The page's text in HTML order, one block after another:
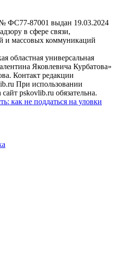
ФС77-87001 выдан 19.03.2024
в сфере связи,
и массовых коммуникаций
областная универсальная
Яковлевича Курбатова»
Контакт редакции
При использовании
pskovlib.ru обязательна.
как не поддаться на уловки